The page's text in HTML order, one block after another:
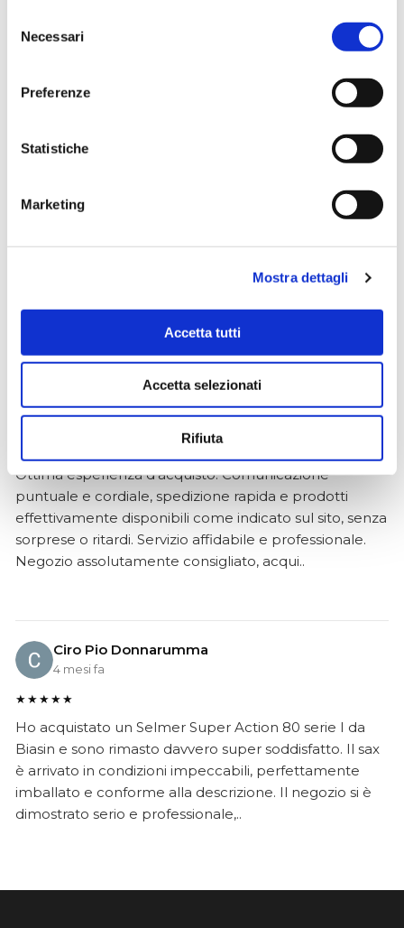
delNecessari
Preferenze
Statistiche
Marketing
Mostra dettagli
Accetta tutti
Accetta selezionati
Rifiuta
strumento è a dir poco meraviglioso e il resto dei
Gianni Fappiano
Un po' lungo nelle consegne estive, ma affidabile e
conveniente. Consigliatissimo per serietà e
stessa meraviglia degli occhi di un bambino in un
magazzino di giocattoli😍
un mese fa
Ottima esperienza d’acquisto. Comunicazione
puntuale e cordiale, spedizione rapida e prodotti
effettivamente disponibili come indicato sul sito, senza
sorprese o ritardi. Servizio affidabile e professionale.
Negozio assolutamente consigliato, acqui..
Ciro Pio Donnarumma
4 mesi fa
★★★★★
Ho acquistato un Selmer Super Action 80 serie I da
Biasin e sono rimasto davvero super soddisfatto. Il sax
è arrivato in condizioni impeccabili, perfettamente
imballato e conforme alla descrizione. Il negozio si è
dimostrato serio e professionale,..